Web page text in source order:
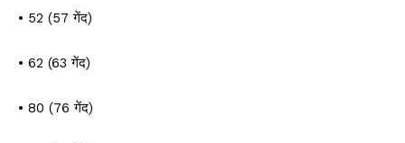
• 52 (57 गेंद)
• 62 (63 गेंद)
• 80 (76 गेंद)